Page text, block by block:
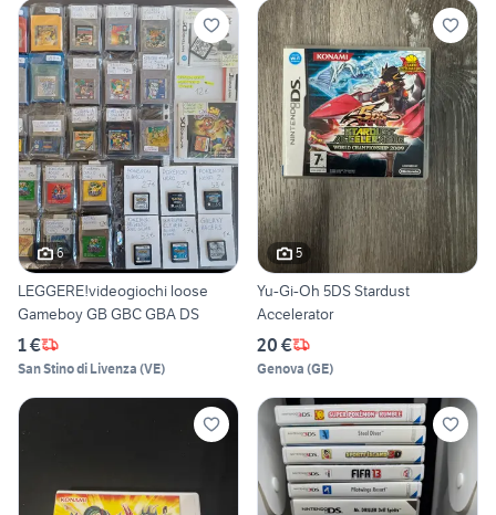
6
LEGGERE!videogiochi loose
Gameboy GB GBC GBA DS
1 €
San Stino di Livenza (VE)
5
Yu-Gi-Oh 5DS Stardust
Accelerator
20 €
Genova (GE)